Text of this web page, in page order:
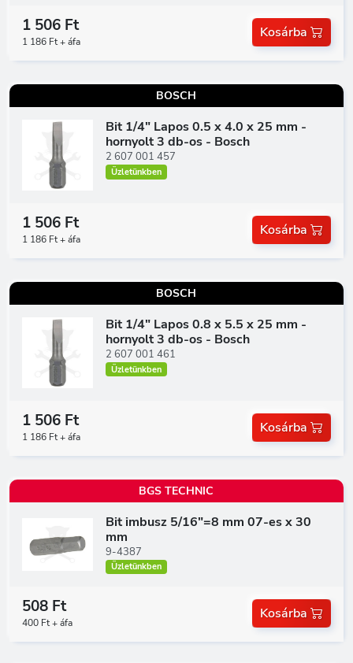
1 506 Ft
1 186 Ft + áfa
Kosárba
BOSCH
Bit 1/4" Lapos 0.5 x 4.0 x 25 mm -
hornyolt 3 db-os - Bosch
2 607 001 457
Üzletünkben
1 506 Ft
1 186 Ft + áfa
Kosárba
BOSCH
Bit 1/4" Lapos 0.8 x 5.5 x 25 mm -
hornyolt 3 db-os - Bosch
2 607 001 461
Üzletünkben
1 506 Ft
1 186 Ft + áfa
Kosárba
BGS TECHNIC
Bit imbusz 5/16"=8 mm 07-es x 30
mm
9-4387
Üzletünkben
508 Ft
400 Ft + áfa
Kosárba